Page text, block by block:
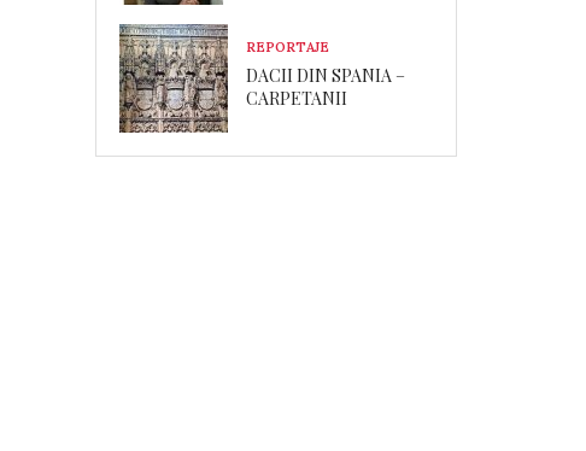
REPORTAJE
DACII DIN SPANIA –
CARPETANII